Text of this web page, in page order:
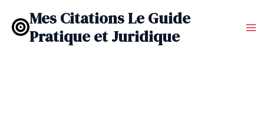
contenu
Mes Citations Le Guide
Pratique et Juridique